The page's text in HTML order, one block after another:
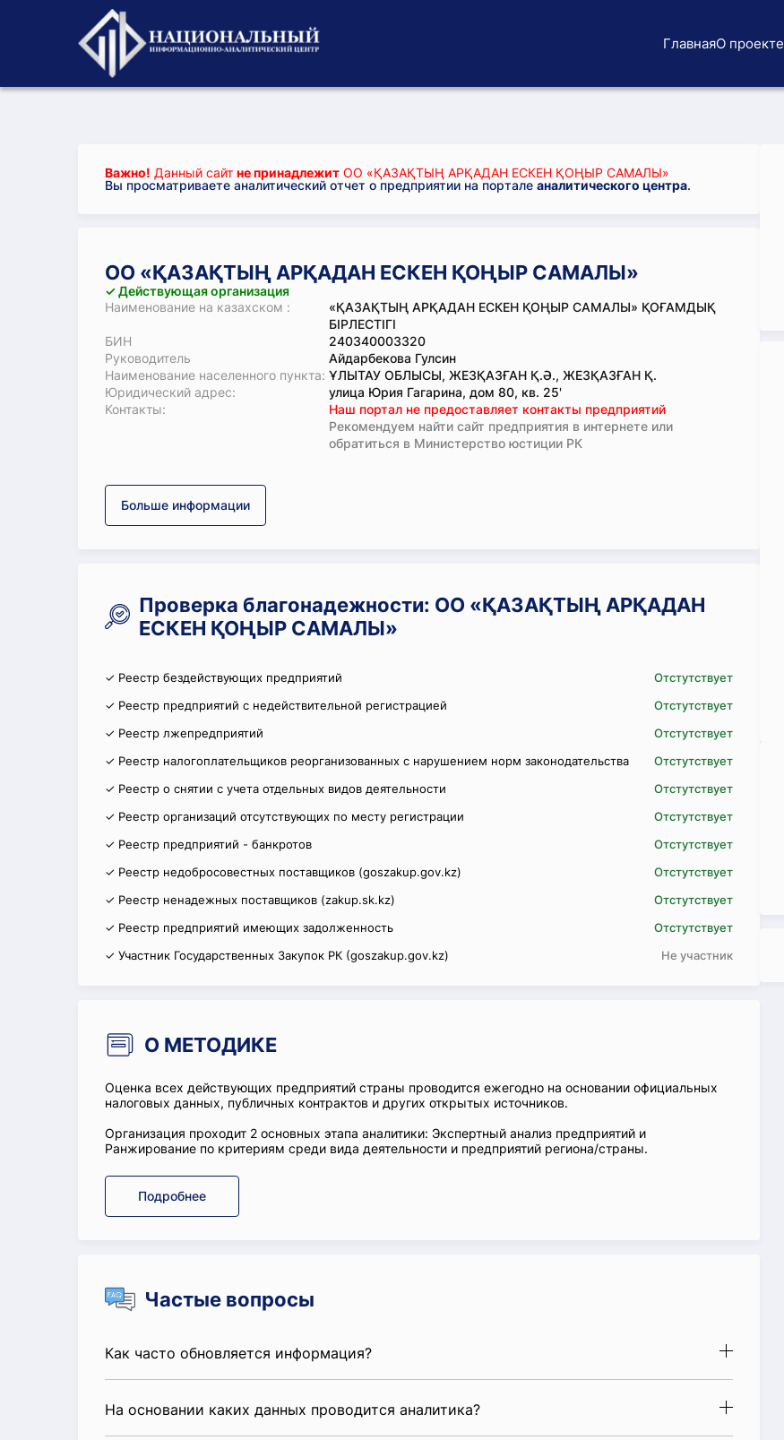
ГлавнаяО проекте
Важно! Данный сайт не принадлежит ОО «ҚАЗАҚТЫҢ АРҚАДАН ЕСКЕН ҚОҢЫР САМАЛЫ»
Вы просматриваете аналитический отчет о предприятии на портале аналитического центра.
ОО «ҚАЗАҚТЫҢ АРҚАДАН ЕСКЕН ҚОҢЫР САМАЛЫ»
✓ Действующая организация
Наименование на казахском :
«ҚАЗАҚТЫҢ АРҚАДАН ЕСКЕН ҚОҢЫР САМАЛЫ» ҚОҒАМДЫҚ
БІРЛЕСТІГІ
БИН
240340003320
Руководитель
Айдарбекова Гулсин
Наименование населенного пункта: ҰЛЫТАУ ОБЛЫСЫ, ЖЕЗҚАЗҒАН Қ.Ә., ЖЕЗҚАЗҒАН Қ.
Юридический адрес:
улица Юрия Гагарина, дом 80, кв. 25'
Koнтaкты:
Наш портал не предоставляет контакты предприятий
Рекомендуем найти сайт предприятия в интернете или
обратиться в Министерство юстиции РК
Больше информации
Проверка благонадежности: ОО «ҚАЗАҚТЫҢ АРҚАДАН
ЕСКЕН ҚОҢЫР САМАЛЫ»
✓ Реестр бездействующих предприятий
Отстутствует
✓ Реестр предприятий с недействительной регистрацией
Отстутствует
✓ Реестр лжепредприятий
Отстутствует
✓ Реестр налогоплательщиков реорганизованных с нарушением норм законодательства
Отстутствует
✓ Реестр о снятии с учета отдельных видов деятельности
Отстутствует
✓ Реестр организаций отсутствующих по месту регистрации
Отстутствует
✓ Реестр предприятий - банкротов
Отстутствует
✓ Реестр недобросовестных поставщиков (goszakup.gov.kz)
Отстутствует
✓ Реестр ненадежных поставщиков (zakup.sk.kz)
Отстутствует
✓ Реестр предприятий имеющих задолженность
Отстутствует
✓ Участник Государственных Закупок РК (goszakup.gov.kz)
Не участник
О МЕТОДИКЕ
Оценка всех действующих предприятий страны проводится ежегодно на основании официальных
налоговых данных, публичных контрактов и других открытых источников.
Организация проходит 2 основных этапа аналитики: Экспертный анализ предприятий и
Ранжирование по критериям среди вида деятельности и предприятий региона/страны.
Подробнее
Частые вопросы
Как часто обновляется информация?
На основании каких данных проводится аналитика?